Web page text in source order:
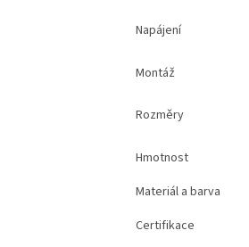
Napájení
Montáž
Rozměry
Hmotnost
Materiál a barva
Certifikace